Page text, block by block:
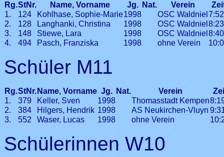
Rg.StNr. Name, Vorname Jg. Nat. Verein
1.
124 Kohlhase, Sophie-Marie1998 OSC Waldniel
2.
128 Langhanki, Christina 1998 OSC Waldniel
3.
148 Stiewe, Lara 1998 OSC Waldniel
4.
494 Pasch, Franziska 1998 ohne Verein
Schüler M11
Rg.StNr. Name, Vorname Jg. Nat. Verein
1.
379 Keller, Sven 1998 Thomasstadt Kempen
2.
384 Hilgers, Hendrik 1998 AS Neukirchen-Vluyn
3.
552 Waser, Lucas 1998 ohne Verein
Schülerinnen W10